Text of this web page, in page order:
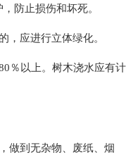
防止损伤和坏死。
应进行立体绿化。
以上。树木浇水应有计
到无杂物、废纸、烟